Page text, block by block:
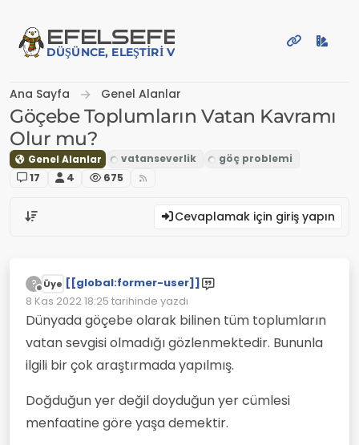
EFELSEFE
DÜŞÜNCE, ELEŞTIRI VE PAYLAŞIM PLATFORMU
Ana Sayfa Genel Alanlar
Göçebe Toplumların Vatan Kavramı
Olur mu?
Genel Alanlar
17
4 675
Cevaplamak için giriş yapın
?
Çevrimdışı
Üye [[global:former-user]]
8 Kas 2022 18:25 tarihinde yazdı
Son düzenleyen:
Dünyada göçebe olarak bilinen tüm toplumların
vatan sevgisi olmadığı gözlenmektedir. Bununla
ilgili bir çok araştırmada yapılmış.
Doğduğun yer değil doyduğun yer cümlesi
menfaatine göre yaşa demektir.